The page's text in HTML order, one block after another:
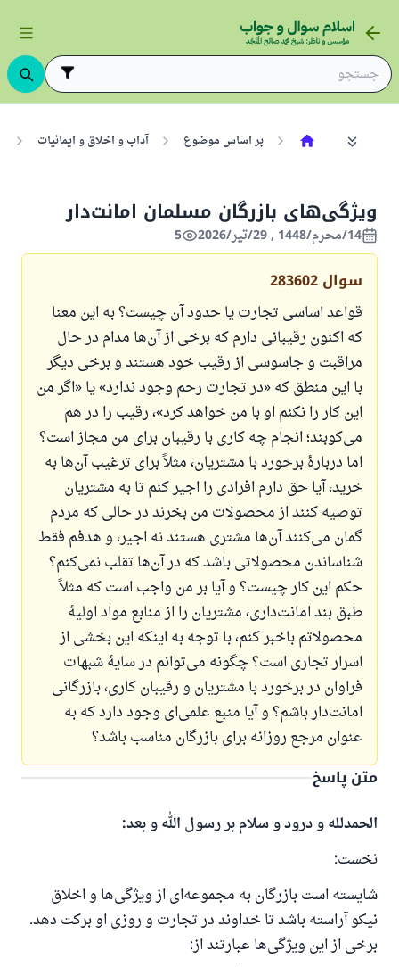
بر اساس موضوع آداب و اخلاق و ایمانیات
ویژگی‌های بازرگان مسلمان امانت‌دار
14/محرم/1448 , 29/تیر/2026 5
سوال 283602
قواعد اساسی تجارت یا حدود آن چیست؟ به این معنا
که اکنون رقیبانی دارم که برخی از آن‌ها مدام در حال
مراقبت و جاسوسی از رقیب خود هستند و برخی دیگر
با این منطق که «در تجارت رحم وجود ندارد» یا «اگر من
این کار را نکنم او با من خواهد کرد»، رقیب را در هم
می‌کوبند؛ انجام چه کاری با رقیبان برای من مجاز است؟
اما دربارهٔ برخورد با مشتریان، مثلاً برای ترغیب آن‌ها به
خرید، آیا حق دارم افرادی را اجیر کنم تا به مشتریان
توصیه کنند از محصولات من بخرند در حالی که مردم
گمان می‌کنند آن‌ها مشتری هستند نه اجیر، و هدفم فقط
شناساندن محصولاتی باشد که در آن‌ها تقلب نمی‌کنم؟
حکم این کار چیست؟ و آیا بر من واجب است که مثلاً
طبق بند امانت‌داری، مشتریان را از منابع مواد اولیهٔ
محصولاتم باخبر کنم، با توجه به اینکه این بخشی از
اسرار تجاری است؟ چگونه می‌توانم در سایهٔ شبهات
فراوان در برخورد با مشتریان و رقیبان کاری، بازرگانی
امانت‌دار باشم؟ و آیا منبع علمی‌ای وجود دارد که به
عنوان مرجع روزانه برای بازرگان مناسب باشد؟
متن پاسخ
الحمدلله و درود و سلام بر رسول الله و بعد:
نخست:
شایسته است بازرگان به مجموعه‌ای از ویژگی‌ها و اخلاق
نیکو آراسته باشد تا خداوند در تجارت و روزی او برکت دهد.
برخی از این ویژگی‌ها عبارتند از: